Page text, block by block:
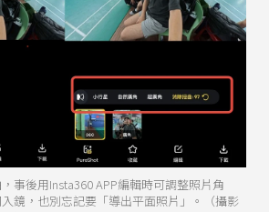
事後用Insta360 APP編輯時可調整照片角
鏡，也別忘記要「導出平面照片」。（攝影